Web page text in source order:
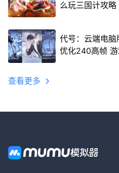
么玩三国计攻略
代号：云端电
优化240高帧
查看更多